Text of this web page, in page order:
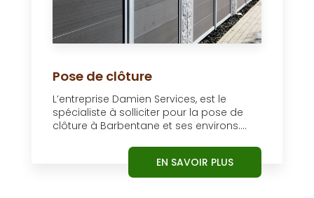
Pose de clôture
L’entreprise Damien Services, est le
spécialiste à solliciter pour la pose de
clôture à Barbentane et ses environs....
EN SAVOIR PLUS